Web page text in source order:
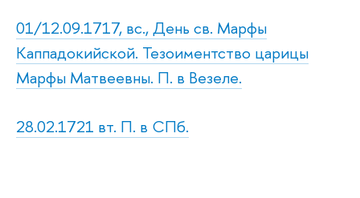
01/12.09.1717, вс., День св. Марфы
Каппадокийской. Тезоиментство царицы
Марфы Матвеевны. П. в Везеле.
28.02.1721 вт. П. в СПб.